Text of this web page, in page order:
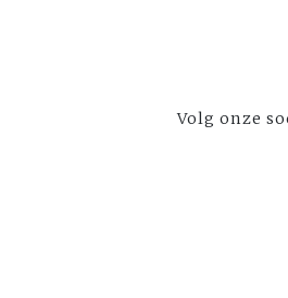
Volg onze